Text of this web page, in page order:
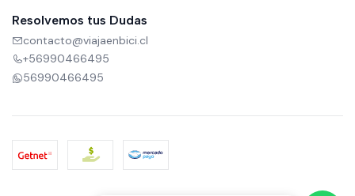
Resolvemos tus Dudas
contacto@viajaenbici.cl
+56990466495
56990466495